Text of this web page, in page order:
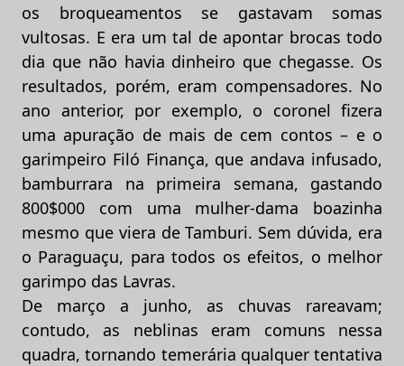
os broqueamentos se gastavam somas
vultosas. E era um tal de apontar brocas todo
dia que não havia dinheiro que chegasse. Os
resultados, porém, eram compensadores. No
ano anterior, por exemplo, o coronel fizera
uma apuração de mais de cem contos – e o
garimpeiro Filó Finança, que andava infusado,
bamburrara na primeira semana, gastando
800$000 com uma mulher-dama boazinha
mesmo que viera de Tamburi. Sem dúvida, era
o Paraguaçu, para todos os efeitos, o melhor
garimpo das Lavras.
De março a junho, as chuvas rareavam;
contudo, as neblinas eram comuns nessa
quadra, tornando temerária qualquer tentativa